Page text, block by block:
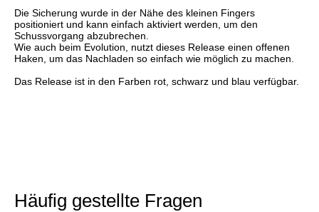
Die Sicherung wurde in der Nähe des kleinen Fingers
positioniert und kann einfach aktiviert werden, um den
Schussvorgang abzubrechen.
Wie auch beim Evolution, nutzt dieses Release einen offenen
Haken, um das Nachladen so einfach wie möglich zu machen.
Das Release ist in den Farben rot, schwarz und blau verfügbar.
Häufig gestellte Fragen